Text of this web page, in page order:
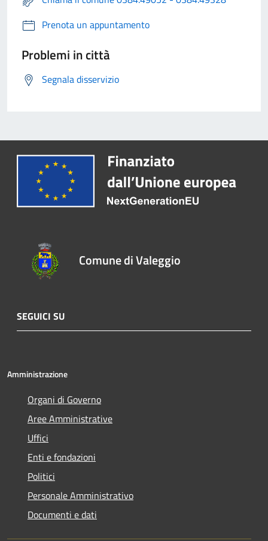
Prenota un appuntamento
Problemi in città
Segnala disservizio
Comune di Valeggio
SEGUICI SU
Amministrazione
Organi di Governo
Aree Amministrative
Uffici
Enti e fondazioni
Politici
Personale Amministrativo
Documenti e dati